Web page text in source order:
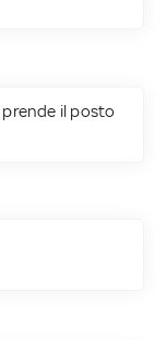
prende il posto